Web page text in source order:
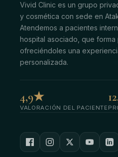
Vivid Clinic es un grupo
y cosmética con sede en
Atendemos a pacientes
hospital asociado, que forma
ofreciéndoles una
personalizada.
4,9★
VALORACIÓN DEL PACIENTE